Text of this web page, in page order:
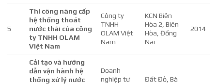
5
Thi công nâng cấp
hệ thống thoát
nước thải của công
ty TNHH OLAM
Việt Nam
Công ty
TNHH
OLAM Việt
Nam
KCN Biên
Hòa 2, Biên
Hòa, Đồng
Nai
2014
Cải tạo và hướng
dẫn vận hành hệ
thống xử lý nước
Doanh
nghiệp tư
Đất Đỏ, Bà